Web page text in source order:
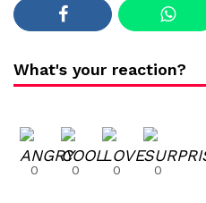
What's your reaction?
0 0 0 0